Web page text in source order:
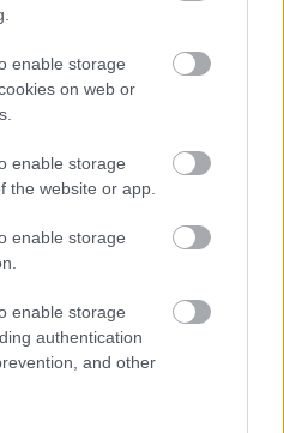
enable storage
on web or
enable storage
the website or app.
enable storage
enable storage
authentication
and other